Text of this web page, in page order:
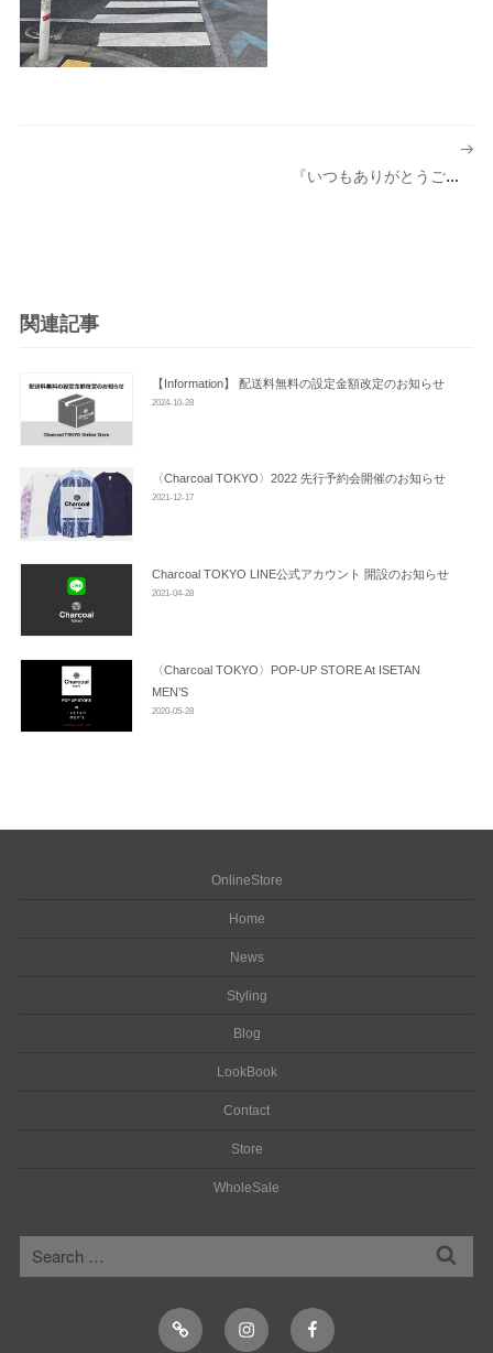
シ
ン
『いつもありがとうございます。』
関連記事
【Information】 配送料無料の設定金額改定のお知らせ
2024-10-28
〈Charcoal TOKYO〉2022 先行予約会開催のお知らせ
2021-12-17
Charcoal TOKYO LINE公式アカウント 開設のお知らせ
2021-04-28
〈Charcoal TOKYO〉POP-UP STORE At ISETAN
MEN’S
2020-05-28
OnlineStore
Home
News
Styling
Blog
LookBook
Contact
Store
WholeSale
Online
Shop
InstagramFacebook